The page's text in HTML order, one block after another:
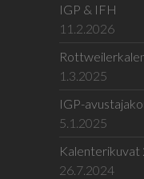
IGP & IFH
11.2.2026
1.3.2025
IGP-
5.1.2025
Kalenterikuvat
26.7.2024